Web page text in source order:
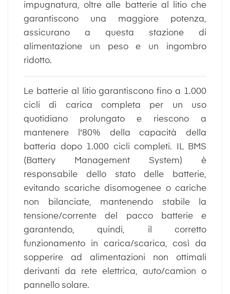
impugnatura, oltre alle batterie al litio che
garantiscono una maggiore potenza,
assicurano a questa stazione di
alimentazione un peso e un ingombro
ridotto.
Le batterie al litio garantiscono fino a 1.000
cicli di carica completa per un uso
quotidiano prolungato e riescono a
mantenere l'80% della capacità della
batteria dopo 1.000 cicli completi. IL BMS
(Battery Management System) è
responsabile dello stato delle batterie,
evitando scariche disomogenee o cariche
non bilanciate, mantenendo stabile la
tensione/corrente del pacco batterie e
garantendo, quindi, il corretto
funzionamento in carica/scarica, così da
sopperire ad alimentazioni non ottimali
derivanti da rete elettrica, auto/camion o
pannello solare.